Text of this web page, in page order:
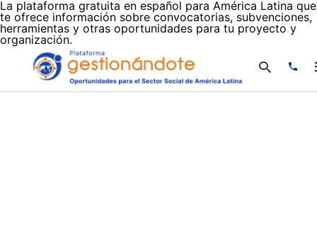
La plataforma gratuita en español para América Latina que
te ofrece información sobre convocatorias, subvenciones,
herramientas y otras oportunidades para tu proyecto y
organización.